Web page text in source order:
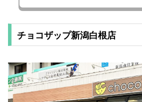
チョコザップ新潟白根店